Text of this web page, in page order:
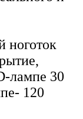
ноготок
лампе 30
120